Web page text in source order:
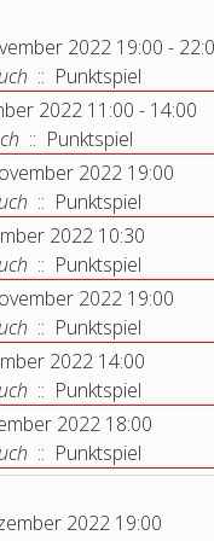
2022 19:00 -
:: Punktspiel
2022 11:00 - 14:00
:: Punktspiel
2022 19:00
:: Punktspiel
2022 10:30
:: Punktspiel
2022 19:00
:: Punktspiel
2022 14:00
:: Punktspiel
2022 18:00
:: Punktspiel
2022 19:00